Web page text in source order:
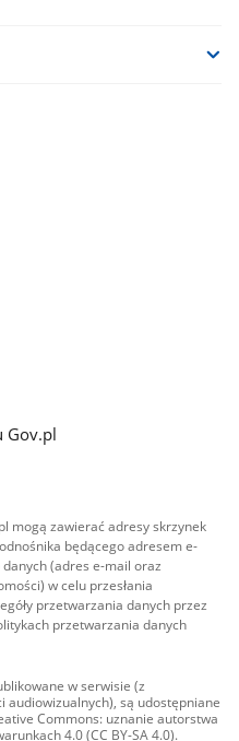
Gov.pl
mogą zawierać adresy skrzynek
będącego adresem e-
(adres e-mail oraz
w celu przesłania
przetwarzania danych przez
przetwarzania danych
w serwisie (z
audiowizualnych), są udostępniane
Commons: uznanie autorstwa
4.0 (CC BY-SA 4.0).